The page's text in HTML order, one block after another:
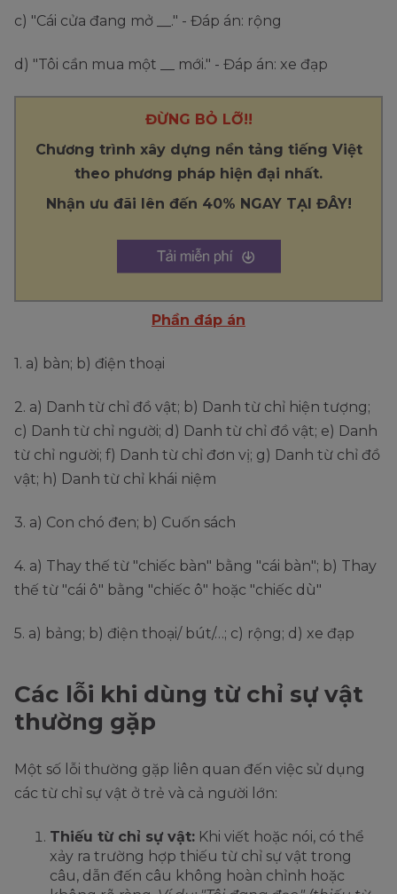
c) "Cái cửa đang mở __." - Đáp án: rộng
d) "Tôi cần mua một __ mới." - Đáp án: xe đạp
ĐỪNG BỎ LỠ!!
Chương trình xây dựng nền tảng tiếng Việt
theo phương pháp hiện đại nhất.
Nhận ưu đãi lên đến 40% NGAY TẠI ĐÂY!
Phần đáp án
1. a) bàn; b) điện thoại
2. a) Danh từ chỉ đồ vật; b) Danh từ chỉ hiện tượng;
c) Danh từ chỉ người; d) Danh từ chỉ đồ vật; e) Danh
từ chỉ người; f) Danh từ chỉ đơn vị; g) Danh từ chỉ đồ
vật; h) Danh từ chỉ khái niệm
3. a) Con chó đen; b) Cuốn sách
4. a) Thay thế từ "chiếc bàn" bằng "cái bàn"; b) Thay
thế từ "cái ô" bằng "chiếc ô" hoặc "chiếc dù"
5. a) bảng; b) điện thoại/ bút/…; c) rộng; d) xe đạp
Các lỗi khi dùng từ chỉ sự vật
thường gặp
Một số lỗi thường gặp liên quan đến việc sử dụng
các từ chỉ sự vật ở trẻ và cả người lớn:
Thiếu từ chỉ sự vật: Khi viết hoặc nói, có thể
xảy ra trường hợp thiếu từ chỉ sự vật trong
câu, dẫn đến câu không hoàn chỉnh hoặc